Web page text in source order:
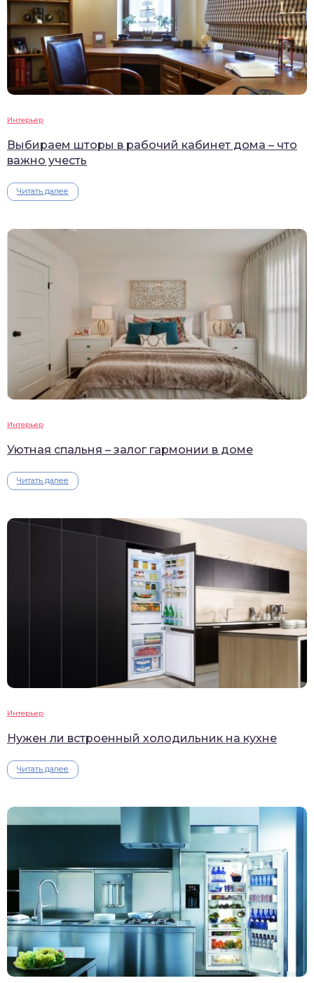
Интерьер
Выбираем шторы в рабочий кабинет дома – что
важно учесть
Читать далее
Интерьер
Уютная спальня – залог гармонии в доме
Читать далее
Интерьер
Нужен ли встроенный холодильник на кухне
Читать далее